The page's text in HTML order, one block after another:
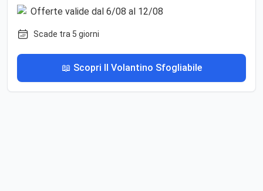
Scade tra 5 giorni
📖 Scopri Il Volantino Sfogliabile